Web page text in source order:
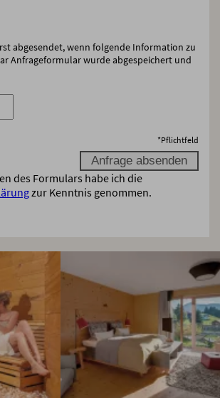
abgesendet, wenn folgende Information zu
Anfrageformular wurde abgespeichert und
*Pflichtfeld
des Formulars habe ich die
zur Kenntnis genommen.